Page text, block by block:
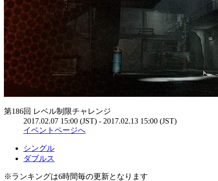
第186回 レベル制限チャレンジ
2017.02.07 15:00 (JST) - 2017.02.13 15:00 (JST)
イベントページへ
シングル
ダブルス
※ランキングは6時間毎の更新となります